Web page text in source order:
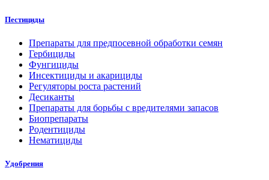
Пестициды
Препараты для предпосевной обработки семян
Гербициды
Фунгициды
Инсектициды и акарициды
Регуляторы роста растений
Десиканты
Препараты для борьбы с вредителями запасов
Биопрепараты
Родентициды
Нематициды
Удобрения